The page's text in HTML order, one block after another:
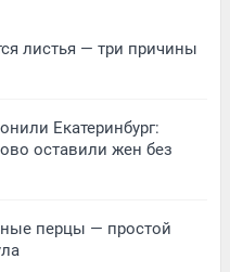
листья — три причины
Екатеринбург:
оставили жен без
перцы — простой